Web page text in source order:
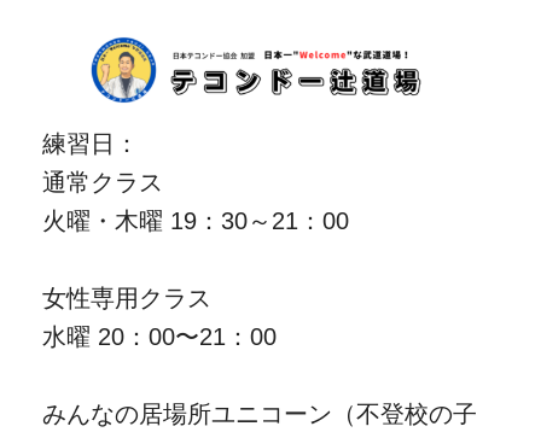
練習日：
通常クラス
火曜・木曜 19：30～21：00
女性専用クラス
水曜 20：00〜21：00
みんなの居場所ユニコーン（不登校の子